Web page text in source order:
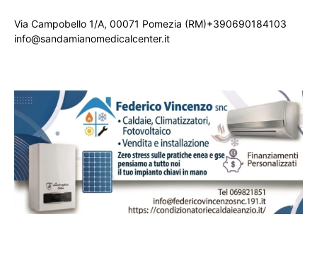
Via Campobello 1/A, 00071 Pomezia (RM)+390690184103
info@sandamianomedicalcenter.it